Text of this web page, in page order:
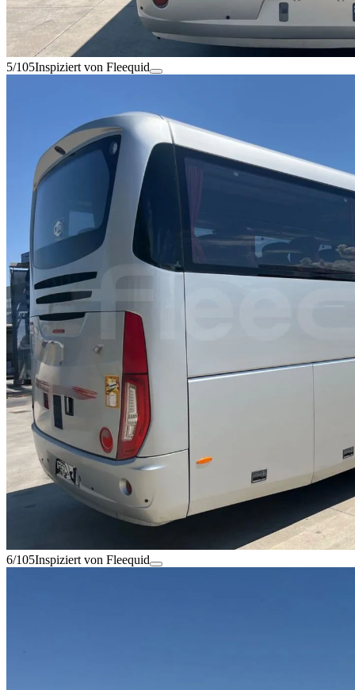
5/105Inspiziert von Fleequid
6/105Inspiziert von Fleequid